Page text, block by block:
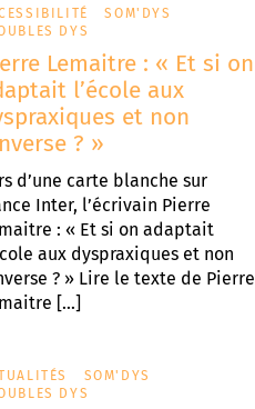
SOM'DYS
DYS
Lemaitre : « Et si on
l’école aux
et non
? »
d’une carte blanche sur
Inter, l’écrivain Pierre
: « Et si on adaptait
aux dyspraxiques et non
? » Lire le texte de Pierre
[…]
SOM'DYS
DYS